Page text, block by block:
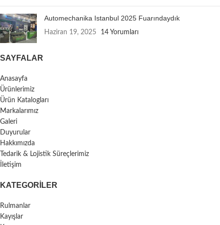
Automechanika Istanbul 2025 Fuarındaydık
Haziran 19, 2025 14 Yorumları
SAYFALAR
Anasayfa
Ürünlerimiz
Ürün Katalogları
Markalarımız
Galeri
Duyurular
Hakkımızda
Tedarik & Lojistik Süreçlerimiz
İletişim
KATEGORILER
Rulmanlar
Kayışlar